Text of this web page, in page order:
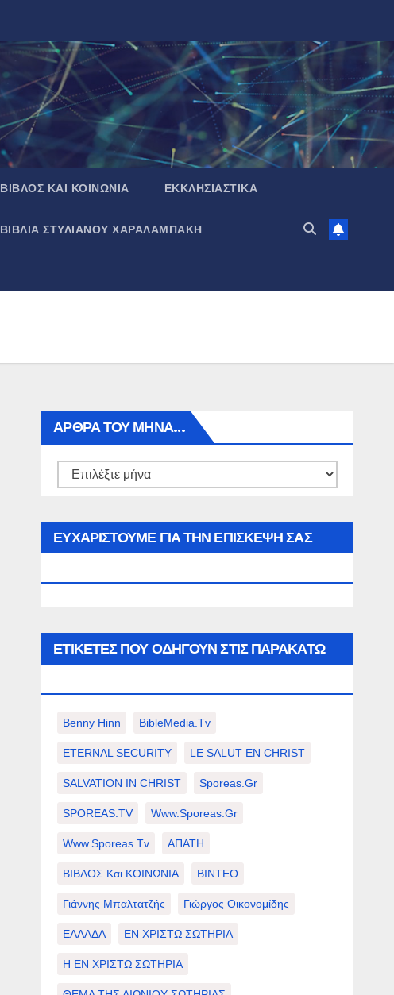
ΒΙΒΛΟΣ ΚΑΙ ΚΟΙΝΩΝΙΑ ΕΚΚΛΗΣΙΑΣΤΙΚΑ
ΒΙΒΛΙΑ ΣΤΥΛΙΑΝΟΥ ΧΑΡΑΛΑΜΠΑΚΗ
ΑΡΘΡΑ ΤΟΥ ΜΉΝΑ…
Αρθρα
μήνα…
ΕΥΧΑΡΙΣΤΟΥΜΕ ΓΙΑ ΤΗΝ ΕΠΙΣΚΕΨΗ ΣΑΣ
ΕΤΙΚΈΤΕΣ ΠΟΥ ΟΔΗΓΟΎΝ ΣΤΙΣ ΠΑΡΑΚΆΤΩ
Benny Hinn BibleMedia.tv
ETERNAL SECURITY LE SALUT EN CHRIST
SALVATION IN CHRIST Sporeas.gr
SPOREAS.TV Www.sporeas.gr
Www.sporeas.tv ΑΠΑΤΗ
ΒΙΒΛΟΣ Και ΚΟΙΝΩΝΙΑ ΒΙΝΤΕΟ
Γιάννης Μπαλτατζής Γιώργος Οικονομίδης
ΕΛΛΑΔΑ ΕΝ ΧΡΙΣΤΩ ΣΩΤΗΡΙΑ
Η ΕΝ ΧΡΙΣΤΩ ΣΩΤΗΡΙΑ